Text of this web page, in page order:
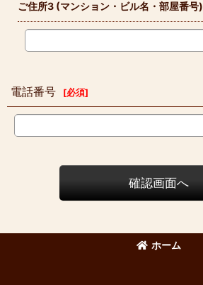
ご住所3 (マンション・ビル名・部屋番号)
電話番号 [必須]
確認画面へ
ホーム